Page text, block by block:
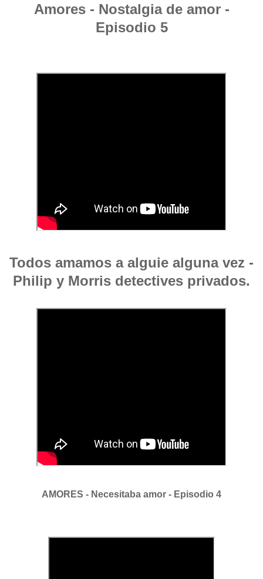
Amores - Nostalgia de amor -
Episodio 5
Todos amamos a alguie alguna vez -
Philip y Morris detectives privados.
AMORES - Necesitaba amor - Episodio 4